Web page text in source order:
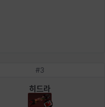
재키
#3
히드라